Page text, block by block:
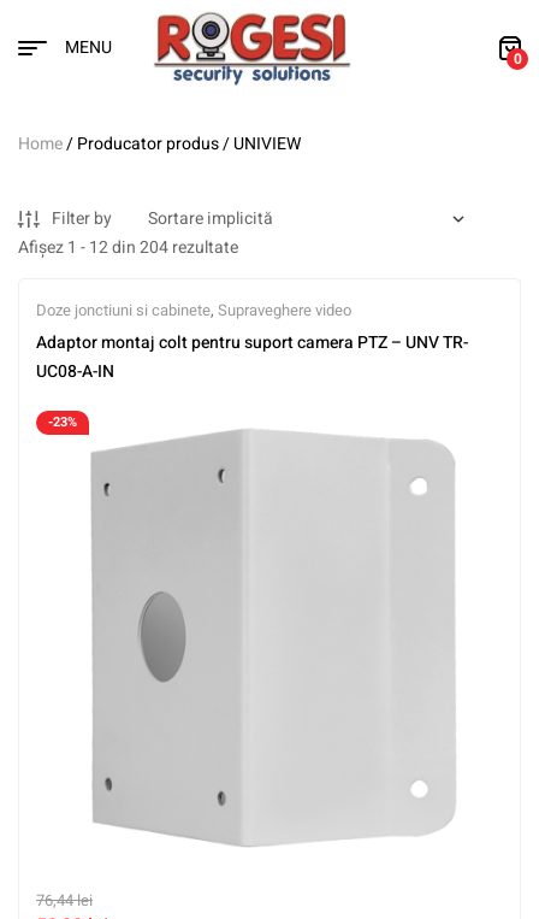
MENU 0
Home/ Producator produs / UNIVIEW
Filter by
Afișez 1 - 12 din 204 rezultate
Doze jonctiuni si cabinete, Supraveghere video
Adaptor montaj colt pentru suport camera PTZ – UNV TR-
UC08-A-IN
-23%
76,44lei